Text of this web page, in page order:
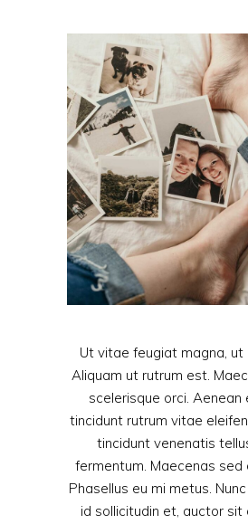
Ut vitae feugiat magna, ut
Aliquam ut rutrum est.
scelerisque orci.
tincidunt rutrum vitae
tincidunt venenatis
fermentum. Maecenas sed
Phasellus eu mi metus.
id sollicitudin et, auctor sit